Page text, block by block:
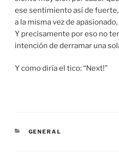
ese sentimiento así de
a la misma vez de
Y precisamente por eso no
intención de derramar una
Y como diría el tico: “Next!”
CATEGORIES
GENERAL